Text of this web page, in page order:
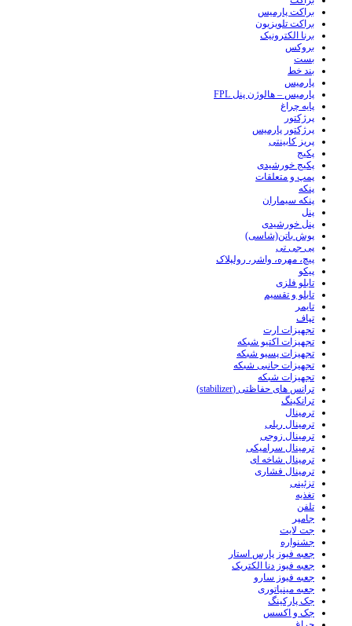
براکت پارمیس
براکت تلویزیون
برنا الکترونیک
بروکس
بست
بند خط
پارمیس
پارمیس – هالوژن پنل FPL
پایه چراغ
پرژکتور
پرژکتور پارمیس
پریز کابینتی
پکیج
پکیج خورشیدی
پمپ و متعلقات
پنکه
پنکه سیماران
پنل
پنل خورشیدی
پوش باتن(شاسی)
پی جی تی
پیچ، مهره، واشر، رولپلاک
پیکو
تابلو فلزی
تابلو و تقسیم
تایمر
تپاف
تجهیزات ارت
تجهیزات اکتیو شبکه
تجهیزات پسیو شبکه
تجهیزات جانبی شبکه
تجهیزات شبکه
ترانس های حفاظتی (stabilizer)
ترانکینگ
ترمینال
ترمینال ریلی
ترمینال زوجی
ترمینال سرامیکی
ترمینال شاخه ای
ترمینال فشاری
تزئینی
تغذیه
تلفن
جامپر
جت لایت
جشنواره
جعبه فیوز پارس استار
جعبه فیوز دنا الکتریک
جعبه فیوز سارو
جعبه مینیاتوری
جک پارکینگ
جک و اکسس